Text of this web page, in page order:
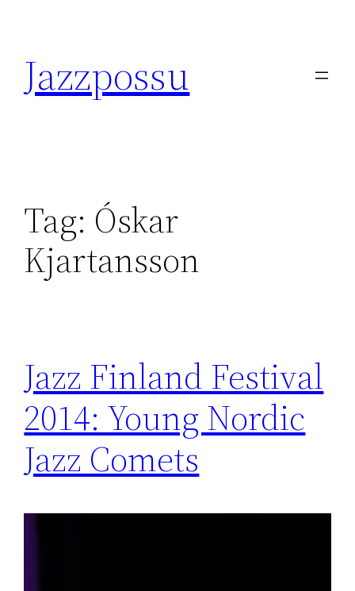
content
Jazzpossu
Tag: Óskar
Kjartansson
Jazz Finland Festival
2014: Young Nordic
Jazz Comets